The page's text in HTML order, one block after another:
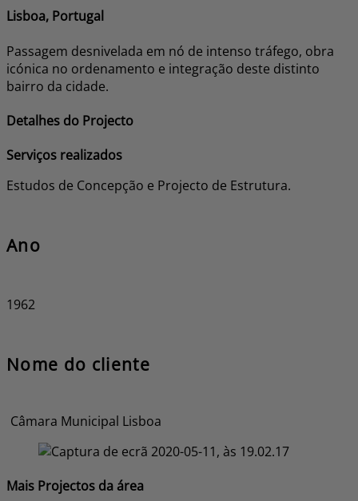
Lisboa, Portugal
Passagem desnivelada em nó de intenso tráfego, obra
icónica no ordenamento e integração deste distinto
bairro da cidade.
Detalhes do Projecto
Serviços realizados
Estudos de Concepção e Projecto de Estrutura.
Ano
1962
Nome do cliente
Câmara Municipal Lisboa
Mais Projectos da área